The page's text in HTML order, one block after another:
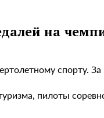
на
спорту. За
пилоты